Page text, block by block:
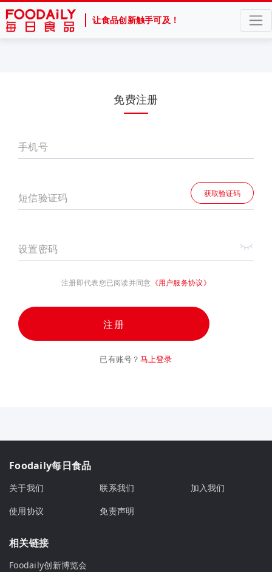
让食品创新触手可及！
免费注册
手机号
短信验证码 获取验证码
设置密码
注册即代表您已阅读并同意 《用户服务协议》
注册
已有账号？ 马上登录
Foodaily每日食品
关于我们 联系我们
加入我们
使用协议
免责声明
相关链接
Foodaily创新博览会